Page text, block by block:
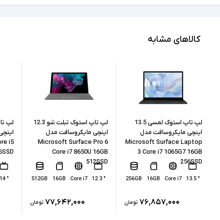
نسل پردازنده
8GB
حافظه داخلی 256GB
نوع حافظه داخلی SSD
پردازنده گرافیکی AMD Radeon Graphics
کالاهای مشابه
لپ تاپ استوک لمسی 13.5
اینچی مایکروسافت مدل
Microsoft Surface Laptop
3 Core i7 1065G7 16GB
256SSD
" 13.5
Core i7
16GB
256GB
۷۶,۸۵۷,۰۰۰ تومان
لپ تاپ استوک تبلت شو 12.3
اینچی مایکروسافت مدل
Microsoft Surface Pro 6
Core i7 8650U 16GB
512SSD
" 12.3
Core i7
16GB
512GB
۷۷,۶۴۲,۰۰۰ تومان
i5
" 14